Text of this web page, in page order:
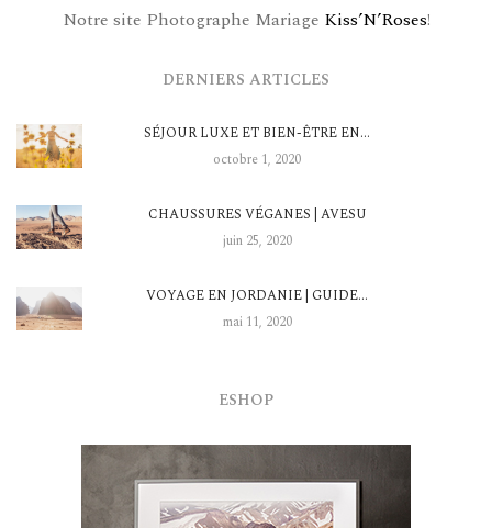
Notre site Photographe Mariage Kiss’N’Roses!
DERNIERS ARTICLES
SÉJOUR LUXE ET BIEN-ÊTRE EN…
octobre 1, 2020
CHAUSSURES VÉGANES | AVESU
juin 25, 2020
VOYAGE EN JORDANIE | GUIDE…
mai 11, 2020
ESHOP